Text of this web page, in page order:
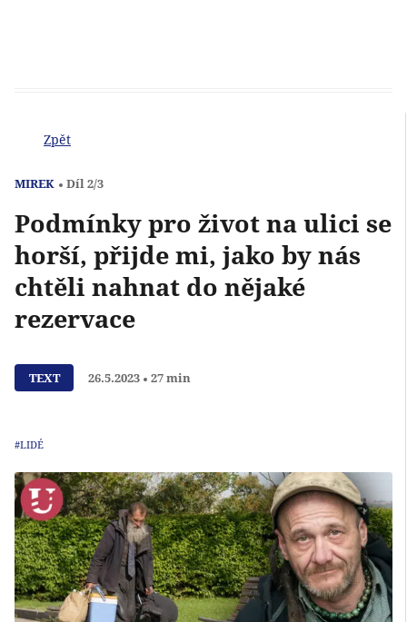
Zpět
MIREK Díl 2/3
Podmínky pro život na ulici se
horší, přijde mi, jako by nás
chtěli nahnat do nějaké
rezervace
TEXT 26.5.2023 27 min
#LIDÉ